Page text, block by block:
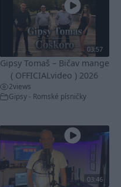
03:57
Gipsy Tomaš – Bičav mange
( OFFICIALvideo ) 2026
2views
Gipsy - Romské písničky
03:46